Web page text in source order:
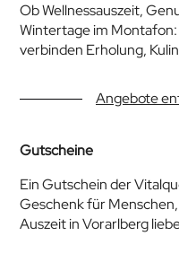
Ob Wellnessauszeit,
Wintertage im
verbinden Erholung,
Angebote
Gutscheine
Ein Gutschein der
Geschenk für
Auszeit in Vorarlberg